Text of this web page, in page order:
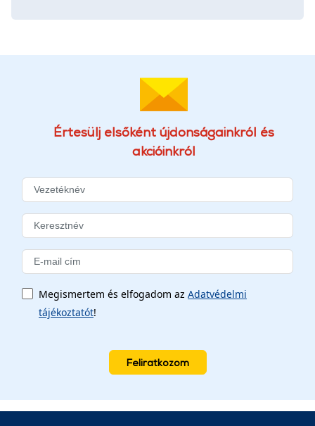
Értesülj elsőként újdonságainkról és
akcióinkról
Megismertem és elfogadom az Adatvédelmi
tájékoztatót!
Feliratkozom